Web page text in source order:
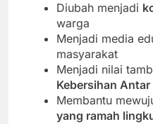
Diubah menjadi
warga
Menjadi media
masyarakat
Menjadi nilai
Kebersihan Antar
Membantu
yang ramah